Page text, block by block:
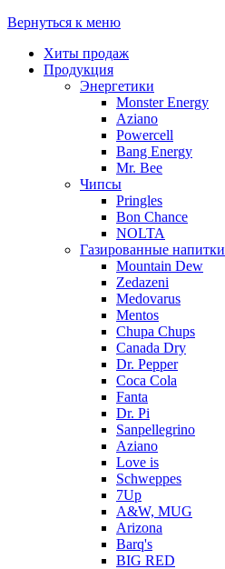
Вернуться к меню
Хиты продаж
Продукция
Энергетики
Monster Energy
Aziano
Powercell
Bang Energy
Mr. Bee
Чипсы
Pringles
Bon Chance
NOLTA
Газированные напитки
Mountain Dew
Zedazeni
Medovarus
Mentos
Chupa Chups
Canada Dry
Dr. Pepper
Coca Cola
Fanta
Dr. Pi
Sanpellegrino
Aziano
Love is
Schweppes
7Up
A&W, MUG
Arizona
Barq's
BIG RED